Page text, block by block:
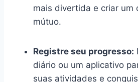
mais divertida e criar um
mútuo.
Registre seu progresso:
diário ou um aplicativo
suas atividades e